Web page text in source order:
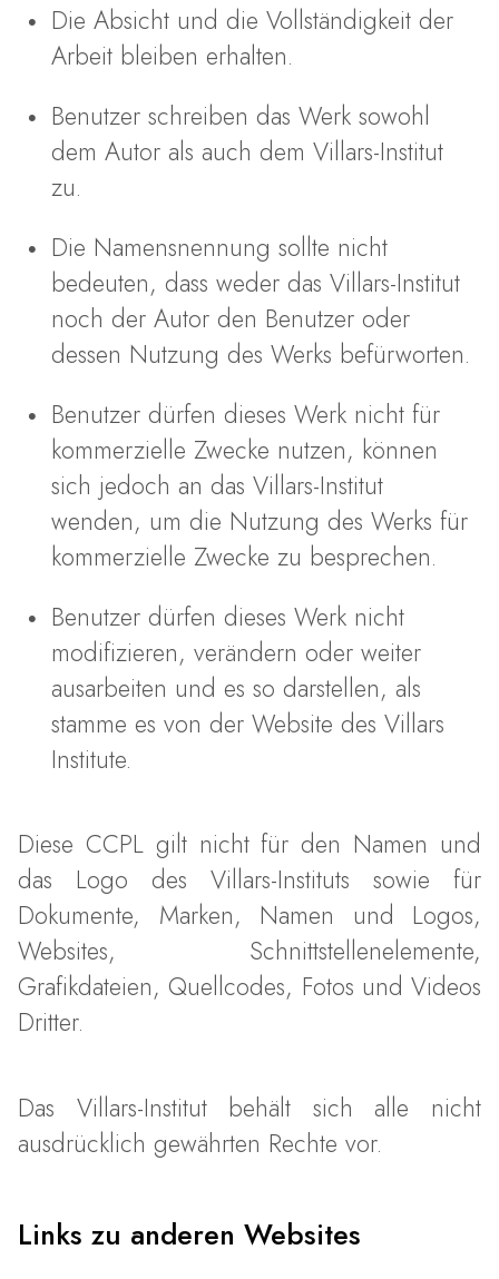
Die Absicht und die Vollständigkeit der
Arbeit bleiben erhalten.
Benutzer schreiben das Werk sowohl
dem Autor als auch dem Villars-Institut
zu.
Die Namensnennung sollte nicht
bedeuten, dass weder das Villars-Institut
noch der Autor den Benutzer oder
dessen Nutzung des Werks befürworten.
Benutzer dürfen dieses Werk nicht für
kommerzielle Zwecke nutzen, können
sich jedoch an das Villars-Institut
wenden, um die Nutzung des Werks für
kommerzielle Zwecke zu besprechen.
Benutzer dürfen dieses Werk nicht
modifizieren, verändern oder weiter
ausarbeiten und es so darstellen, als
stamme es von der Website des Villars
Institute.
Diese CCPL gilt nicht für den Namen und
das Logo des Villars-Instituts sowie für
Dokumente, Marken, Namen und Logos,
Websites, Schnittstellenelemente,
Grafikdateien, Quellcodes, Fotos und Videos
Dritter.
Das Villars-Institut behält sich alle nicht
ausdrücklich gewährten Rechte vor.
Links zu anderen Websites